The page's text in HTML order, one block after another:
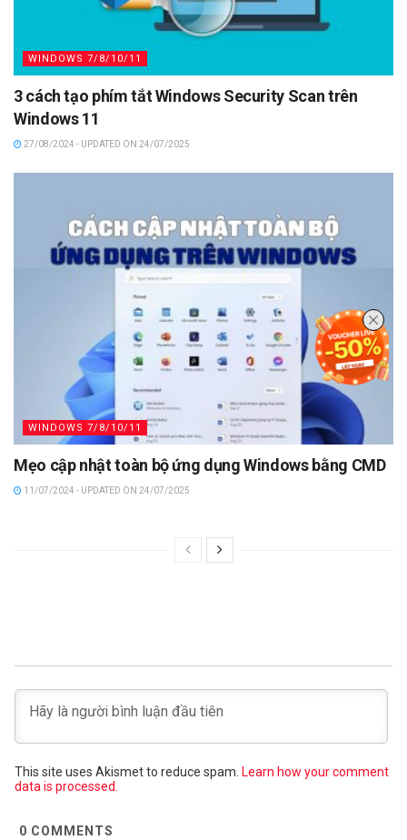
WINDOWS 7/8/10/11
3 cách tạo phím tắt Windows Security Scan trên
Windows 11
27/08/2024 - UPDATED ON 24/07/2025
WINDOWS 7/8/10/11
Mẹo cập nhật toàn bộ ứng dụng Windows bằng CMD
11/07/2024 - UPDATED ON 24/07/2025
This site uses Akismet to reduce spam. Learn how your comment
data is processed.
0 COMMENTS